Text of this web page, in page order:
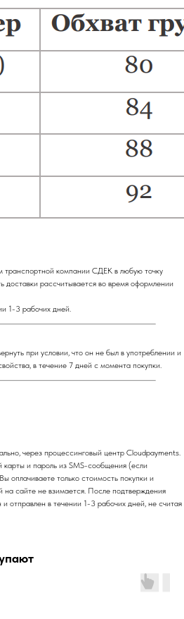
транспортной компании СДЕК в любую точку
доставки рассчитывается во время оформлении
1-3 рабочих дней.
при условии, что он не был в употреблении и
в течение 7 дней с момента покупки.
через процессинговый центр Cloudpayments.
и пароль из SMS-сообщения (если
оплачиваете только стоимость покупки и
на сайте не взимается. После подтверждения
отправлен в течении 1-3 рабочих дней, не считая